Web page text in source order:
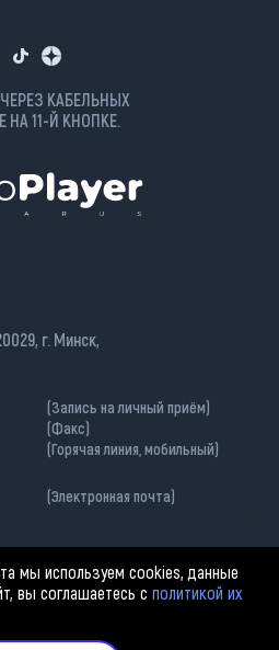
КАБЕЛЬНЫХ
НА 11-Й КНОПКЕ.
г. Минск,
(Запись на личный приём)
(Факс)
(Горячая линия, мобильный)
(Электронная почта)
При любом использовании
на «belarus-news.by» обязательна.
мы используем cookies, данные
вы соглашаетесь сполитикой их